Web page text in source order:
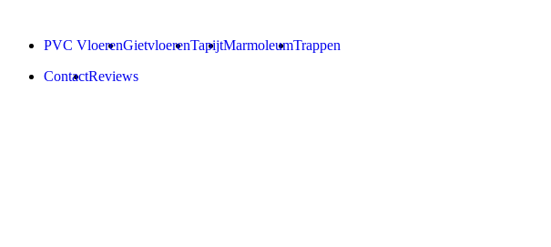
PVC VloerenGietvloerenTapijtMarmoleumTrappen
ContactReviews